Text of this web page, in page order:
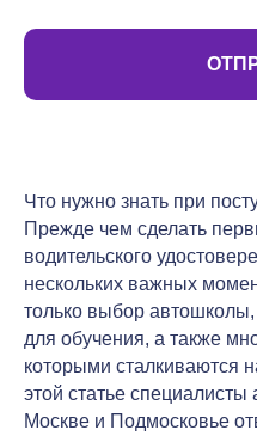
Что нужно знать при
Прежде чем сделать
водительского
нескольких важных
только выбор
для обучения, а также
которыми сталкиваются
этой статье
Москве и Подмосковье